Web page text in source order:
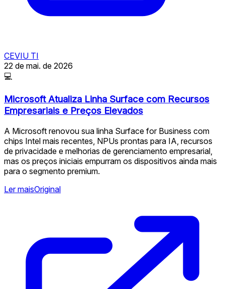
CEVIU TI
22 de mai. de 2026
💻
Microsoft Atualiza Linha Surface com Recursos
Empresariais e Preços Elevados
A Microsoft renovou sua linha Surface for Business com
chips Intel mais recentes, NPUs prontas para IA, recursos
de privacidade e melhorias de gerenciamento empresarial,
mas os preços iniciais empurram os dispositivos ainda mais
para o segmento premium.
Ler maisOriginal